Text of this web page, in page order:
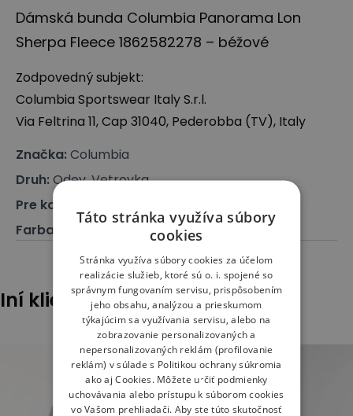
Dámská bunda Columbia Panorama Lon
Sherpa Fleece 1862582278 – béžové
Zodpovedný subjekt:
Columbia Sportswear Italy S.r.l.
Via Feltrina 11, Cap 31040, Pederobba (TV), Italy
Značka:Columbia
Druh:Odev, Vetrovka
Pre koho
Farba
Iní klienti tiež pozerali
Táto stránka využíva súbory
cookies
Stránka využíva súbory cookies za účelom
realizácie služieb, ktoré sú o. i. spojené so
správnym fungovaním servisu, prispôsobením
jeho obsahu, analýzou a prieskumom
týkajúcim sa využívania servisu, alebo na
zobrazovanie personalizovaných a
nepersonalizovaných reklám (profilovanie
reklám) v súlade s Politikou ochrany súkromia
ako ajCookies. Môžete určiť podmienky
uchovávania alebo prístupu k súborom cookies
vo Vašom prehliadači. Aby ste túto skutočnosť